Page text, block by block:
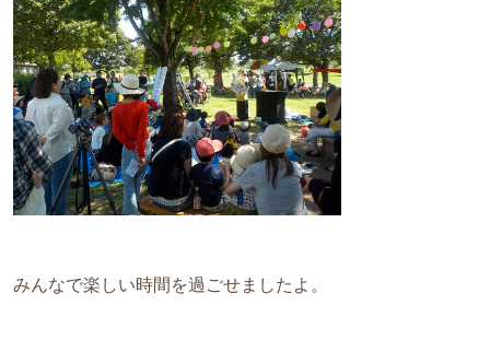
みんなで楽しい時間を過ごせましたよ。